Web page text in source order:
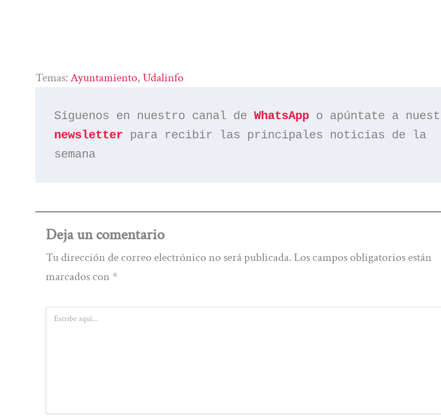
Temas:Ayuntamiento, Udalinfo
Síguenos en nuestro canal de WhatsApp
newsletter para recibir las principales noticias de la
semana
Deja un comentario
Tu dirección de correo electrónico no será publicada. Los campos obligatorios están
marcados con *
aquí...